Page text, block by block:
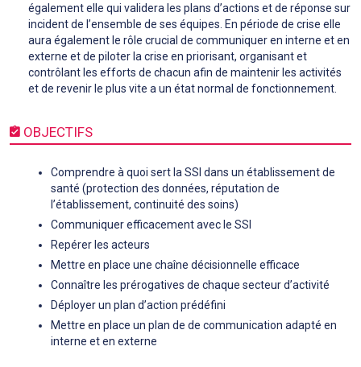
également elle qui validera les plans d’actions et de réponse sur
incident de l’ensemble de ses équipes. En période de crise elle
aura également le rôle crucial de communiquer en interne et en
externe et de piloter la crise en priorisant, organisant et
contrôlant les efforts de chacun afin de maintenir les activités
et de revenir le plus vite a un état normal de fonctionnement.
OBJECTIFS
Comprendre à quoi sert la SSI dans un établissement de
santé (protection des données, réputation de
l’établissement, continuité des soins)
Communiquer efficacement avec le SSI
Repérer les acteurs
Mettre en place une chaîne décisionnelle efficace
Connaître les prérogatives de chaque secteur d’activité
Déployer un plan d’action prédéfini
Mettre en place un plan de de communication adapté en
interne et en externe